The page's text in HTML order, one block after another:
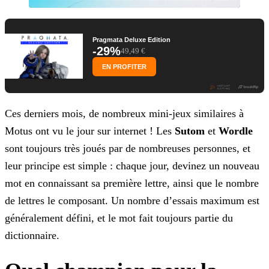
Pragmata Deluxe Edition
-29%49,49 €
EN PROFITER
Ces derniers mois, de nombreux mini-jeux similaires à
Motus ont vu le jour sur internet ! Les Sutom et Wordle
sont toujours très joués par de nombreuses personnes, et
leur principe est simple : chaque jour, devinez un nouveau
mot en connaissant sa première lettre, ainsi que le nombre
de lettres le composant. Un nombre d’essais maximum est
généralement défini, et le mot fait toujours partie du
dictionnaire.